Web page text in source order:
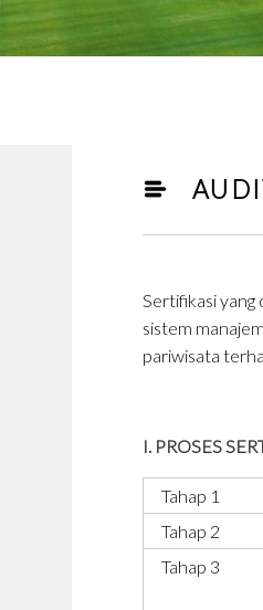
Sertifikasi
sistem
pariwisata
I. PROSES
Tahap 1
Tahap 2
Tahap 3